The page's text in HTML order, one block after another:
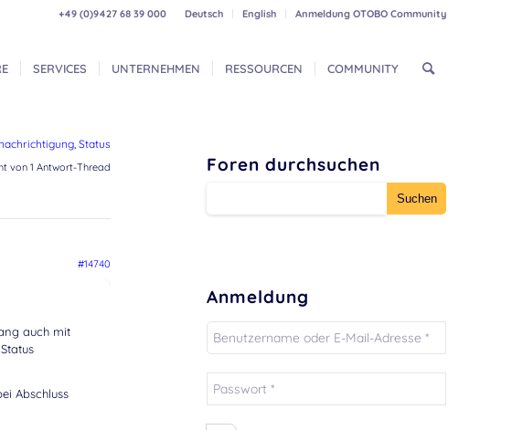
Deutsch English Anmeldung OTOBO Community
+49 (0)9427 68 39 000
SERVICES UNTERNEHMEN RESSOURCEN COMMUNITY
, Status
von 1 Antwort-Thread
#14740
auch mit
Abschluss
Foren durchsuchen
Anmeldung